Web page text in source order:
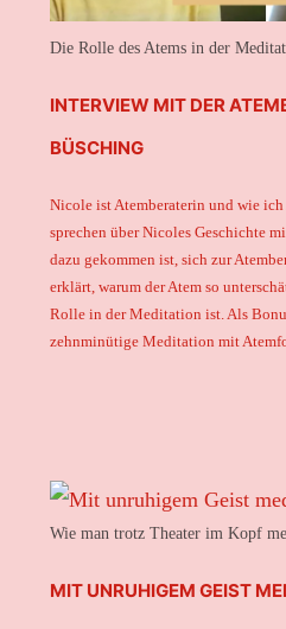
Die Rolle des Atems in der
INTERVIEW MIT DER
BÜSCHING
Nicole ist Atemberaterin und wie
sprechen über Nicoles Geschichte
dazu gekommen ist, sich zur
erklärt, warum der Atem so
Rolle in der Meditation ist. Als
zehnminütige Meditation mit
Wie man trotz Theater im Kopf
MIT UNRUHIGEM GEIST